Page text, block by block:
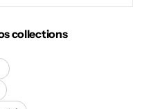
collections